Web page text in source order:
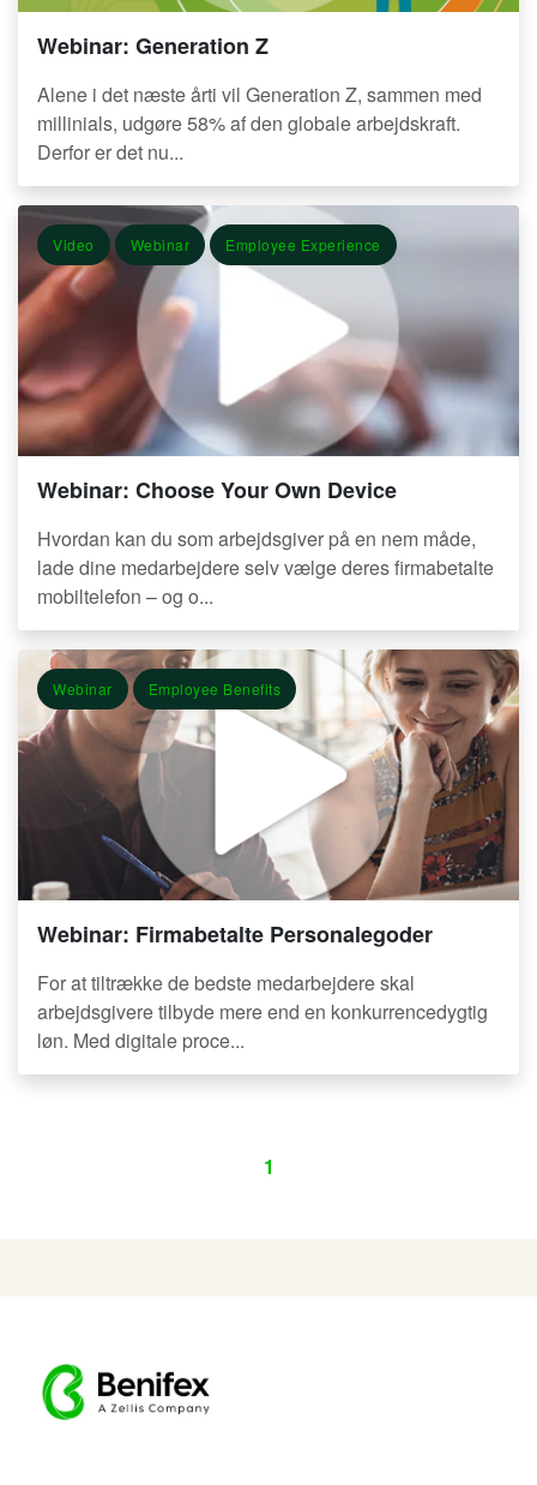
Webinar: Generation Z
Alene i det næste årti vil Generation Z, sammen med
millinials, udgøre 58% af den globale arbejdskraft.
Derfor er det nu...
Video Webinar Employee Experience
Webinar: Choose Your Own Device
Hvordan kan du som arbejdsgiver på en nem måde,
lade dine medarbejdere selv vælge deres firmabetalte
mobiltelefon – og o...
Webinar Employee Benefits
Webinar: Firmabetalte Personalegoder
For at tiltrække de bedste medarbejdere skal
arbejdsgivere tilbyde mere end en konkurrencedygtig
løn. Med digitale proce...
1